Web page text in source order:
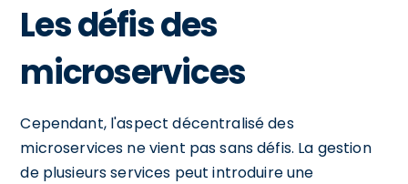
Les défis des
microservices
Cependant, l'aspect décentralisé des
microservices ne vient pas sans défis. La gestion
de plusieurs services peut introduire une